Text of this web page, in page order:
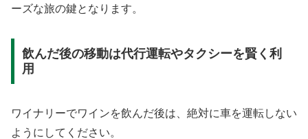
ーズな旅の鍵となります。
飲んだ後の移動は代行運転やタクシーを賢く利
用
ワイナリーでワインを飲んだ後は、絶対に車を運転しない
ようにしてください。